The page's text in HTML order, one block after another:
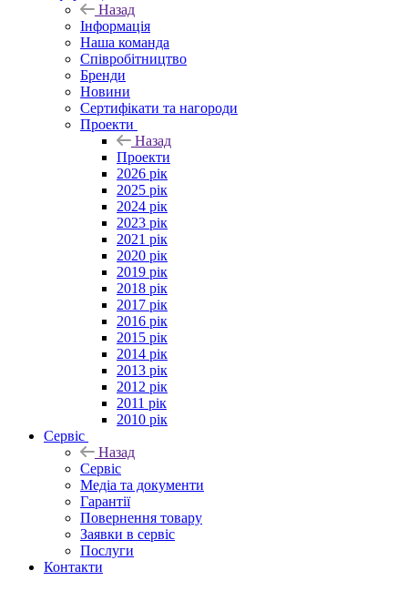
Назад
Інформація
Наша команда
Співробітництво
Бренди
Новини
Сертифікати та нагороди
Проекти
Назад
Проекти
2026 рік
2025 рік
2024 рік
2023 рік
2021 рік
2020 рік
2019 рік
2018 рік
2017 рік
2016 рік
2015 рік
2014 рік
2013 рік
2012 рік
2011 рік
2010 рік
Сервіс
Назад
Сервіс
Медіа та документи
Гарантії
Повернення товару
Заявки в сервіс
Послуги
Контакти